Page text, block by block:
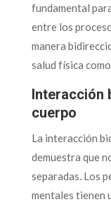
fundamental
entre los
manera
salud física
Interacción
cuerpo
La interacción
demuestra que
separadas. Los
mentales tienen